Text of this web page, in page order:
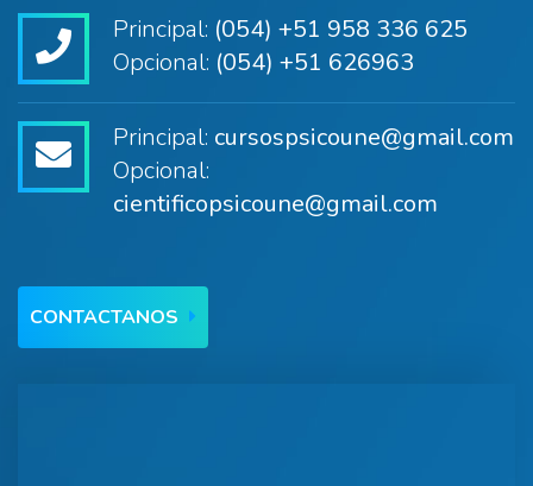
Principal: (054) +51 958 336 625
Opcional: (054) +51 626963
Principal: cursospsicoune@gmail.com
Opcional:
cientificopsicoune@gmail.com
CONTACTANOS